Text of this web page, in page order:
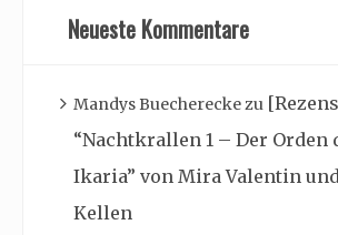
Neueste Kommentare
Mandys Buechereckezu
“Nachtkrallen 1 – Der Orden
Ikaria” von Mira Valentin
Kellen